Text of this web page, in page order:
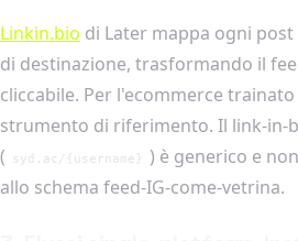
Linkin.bio di Later mappa ogni
di destinazione, trasformando il
cliccabile. Per l'ecommerce
strumento di riferimento. Il link-in-
( syd.ac/{username}
) è generico e
allo schema feed-IG-come-vetrina.